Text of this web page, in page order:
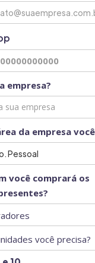
empresa?
da empresa
você comprará os
você precisa?